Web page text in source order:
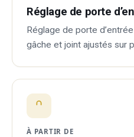
Réglage de porte
Réglage de porte
gâche et joint ajustés sur
À PARTIR DE